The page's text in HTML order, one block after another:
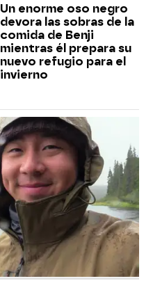
Un enorme oso negro
devora las sobras de la
comida de Benji
mientras él prepara su
nuevo refugio para el
invierno